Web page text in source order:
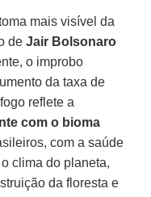
mais visível da
deJair Bolsonaro
o improbo
da taxa de
reflete a
com o bioma
com a saúde
clima do planeta,
da floresta e